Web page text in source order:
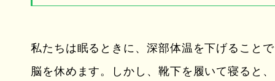
私たちは眠るときに、深部体温を下げることで
脳を休めます。しかし、靴下を履いて寝ると、